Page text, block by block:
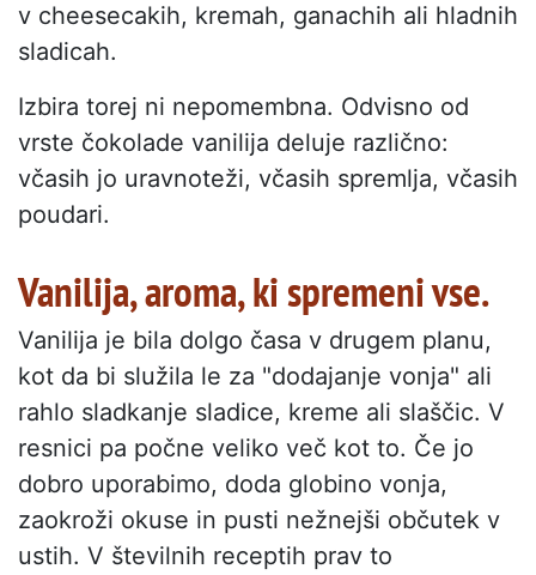
v cheesecakih, kremah, ganachih ali hladnih
sladicah.
Izbira torej ni nepomembna. Odvisno od
vrste čokolade vanilija deluje različno:
včasih jo uravnoteži, včasih spremlja, včasih
poudari.
Vanilija, aroma, ki spremeni vse.
Vanilija je bila dolgo časa v drugem planu,
kot da bi služila le za "dodajanje vonja" ali
rahlo sladkanje sladice, kreme ali slaščic. V
resnici pa počne veliko več kot to. Če jo
dobro uporabimo, doda globino vonja,
zaokroži okuse in pusti nežnejši občutek v
ustih. V številnih receptih prav to